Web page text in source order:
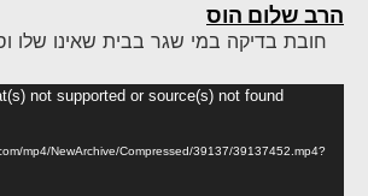
הרב שלום הוס
חובת בדיקה במי שגר בבית שאינו שלו
not supported or source(s) not found
mp4/NewArchive/Compressed/39137/39137452.mp4?